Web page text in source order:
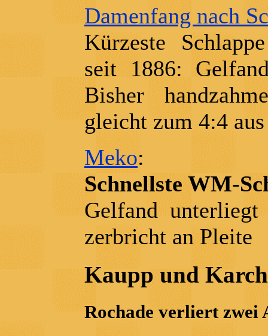
Damenfang nach
Kürzeste
seit 1886:
Bisher
gleicht zum 4:4 aus
Meko:
Schnellste WM-
Gelfand
zerbricht an Pleite
Kaupp und
Rochade verliert zwei